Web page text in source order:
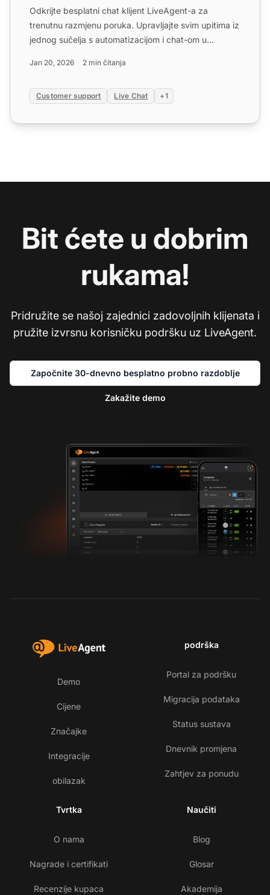
Odkrijte besplatni chat klijent LiveAgent-a za
trenutnu razmjenu poruka. Upravljajte svim upitima iz
jednog sučelja s automatizacijom i chat-om u
Jan 20, 2026 2 min čitanja
Customer support Live Chat +1
Bit ćete u dobrim
rukama!
Pridružite se našoj zajednici zadovoljnih klijenata i
pružite izvrsnu korisničku podršku uz LiveAgent.
Započnite 30-dnevno besplatno probno razdoblje
Zakažite demo
Demo
Cijene
Značajke
Integracije
obilazak
podrška
Portal za podršku
Migracija podataka
Status sustava
Dnevnik promjena
Zahtjev za ponudu
Tvrtka
O nama
Nagrade i certifikati
Recenzije kupaca
Naučiti
Blog
Glosar
Akademija